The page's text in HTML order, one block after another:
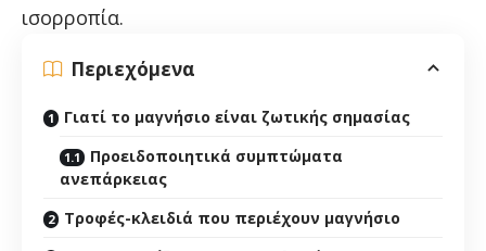
ισορροπία.
Περιεχόμενα
Γιατί το μαγνήσιο είναι ζωτικής σημασίας
Προειδοποιητικά συμπτώματα
ανεπάρκειας
Τροφές-κλειδιά που περιέχουν μαγνήσιο